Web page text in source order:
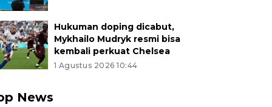
Hukuman doping dicabut,
Mykhailo Mudryk resmi bisa
kembali perkuat Chelsea
1 Agustus 2026 10:44
News